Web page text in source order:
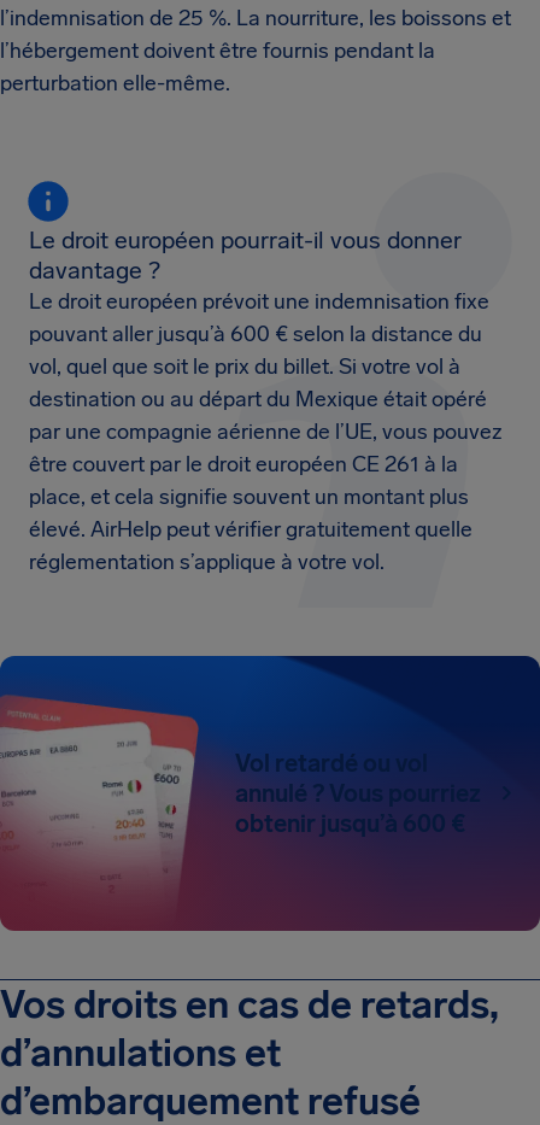
l’indemnisation de 25 %. La nourriture, les boissons et
l’hébergement doivent être fournis pendant la
perturbation elle-même.
Le droit européen pourrait-il vous donner
davantage ?
Le droit européen prévoit une indemnisation fixe
pouvant aller jusqu’à 600 € selon la distance du
vol, quel que soit le prix du billet. Si votre vol à
destination ou au départ du Mexique était opéré
par une compagnie aérienne de l’UE, vous pouvez
être couvert par le droit européen CE 261 à la
place, et cela signifie souvent un montant plus
élevé. AirHelp peut vérifier gratuitement quelle
réglementation s’applique à votre vol.
Vol retardé ou vol
annulé ? Vous pourriez
obtenir jusqu’à 600 €
Vos droits en cas de retards,
d’annulations et
d’embarquement refusé